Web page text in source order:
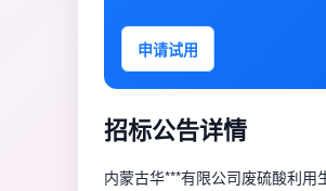
申请试用
招标公告详情
内蒙古华***有限公司废硫酸利